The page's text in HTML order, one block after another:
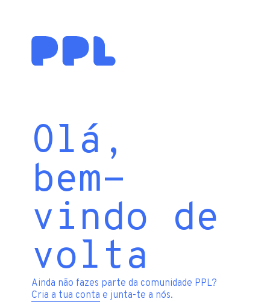
Olá,
bem-
vindo de
volta
Ainda não fazes parte da comunidade PPL?
Cria a tua conta e junta-te a nós.